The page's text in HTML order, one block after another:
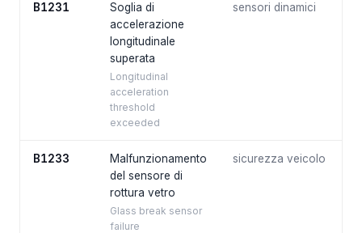
B1231
Soglia di
accelerazione
longitudinale
superata
Longitudinal
acceleration
threshold
exceeded
sensori dinamici
B1233
Malfunzionamento
del sensore di
rottura vetro
Glass break sensor
failure
sicurezza veicolo